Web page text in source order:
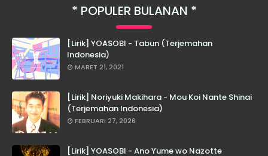
POPULER BULANAN
[Lirik] YOASOBI - Tabun (Terjemahan
Indonesia)
MARET 21, 2021
[Lirik] Noriyuki Makihara - Mou Koi Nante Shinai
(Terjemahan Indonesia)
FEBRUARI 27, 2026
[Lirik] YOASOBI - Ano Yume wo Nazotte